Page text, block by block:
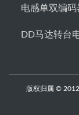
电感单双编码
DD马达转台
版权归属 ©